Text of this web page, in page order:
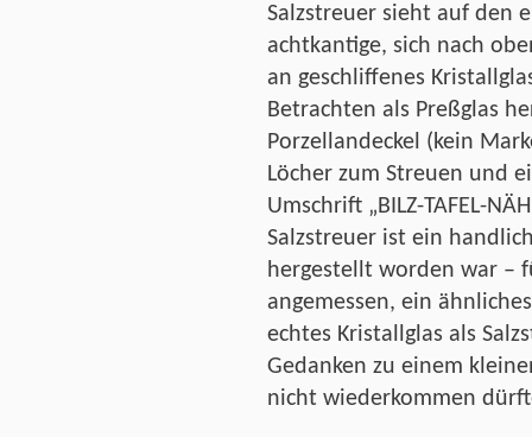
Salzstreuer sieht auf den
achtkantige, sich nach
an geschliffenes
Betrachten als Preßglas
Porzellandeckel (kein
Löcher zum Streuen und
Umschrift „BILZ-TAFEL-
Salzstreuer ist ein
hergestellt worden war –
angemessen, ein
echtes Kristallglas als
Gedanken zu einem
nicht wiederkommen